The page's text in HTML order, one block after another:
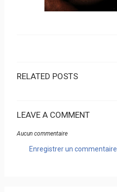
RELATED POSTS
LEAVE A COMMENT
Aucun commentaire
Enregistrer un commentaire